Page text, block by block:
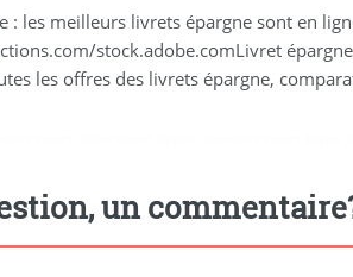
: les meilleurs livrets épargne sont en
stock.adobe.comLivret
les offres des livrets épargne,
un